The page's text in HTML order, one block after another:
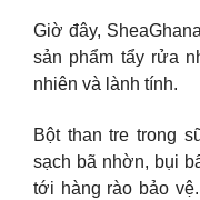
Giờ đây,
sản phẩm tẩy rửa
nhiên và lành tính.
Bột than tre trong
sạch bã nhờn, bụi
tới hàng rào bảo